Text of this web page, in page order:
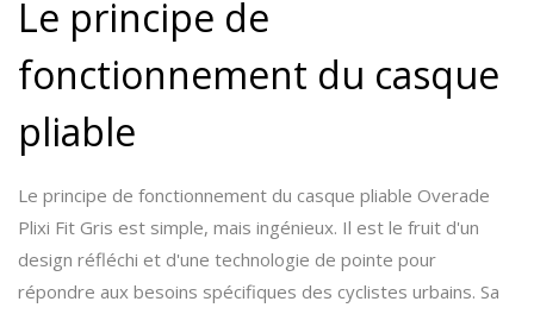
Le principe de
fonctionnement du casque
pliable
Le principe de fonctionnement du casque pliable Overade
Plixi Fit Gris est simple, mais ingénieux. Il est le fruit d'un
design réfléchi et d'une technologie de pointe pour
répondre aux besoins spécifiques des cyclistes urbains. Sa